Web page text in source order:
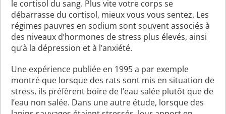
le cortisol du sang. Plus vite votre corps se
débarrasse du cortisol, mieux vous vous sentez. Les
régimes pauvres en sodium sont souvent associés à
des niveaux d’hormones de stress plus élevés, ainsi
qu’à la dépression et à l’anxiété.
Une expérience publiée en 1995 a par exemple
montré que lorsque des rats sont mis en situation de
stress, ils préfèrent boire de l’eau salée plutôt que de
l’eau non salée. Dans une autre étude, lorsque des